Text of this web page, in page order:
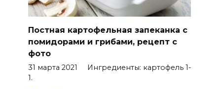
Постная картофельная запеканка с
помидорами и грибами, рецепт с
фото
31 марта 2021 Ингредиенты: картофель 1-
1.